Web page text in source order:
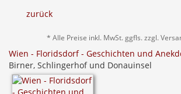
zurück
* Alle Preise inkl. MwSt. ggfls. zzgl.
Wien - Floridsdorf - Geschichten und
Birner, Schlingerhof und Donauinsel